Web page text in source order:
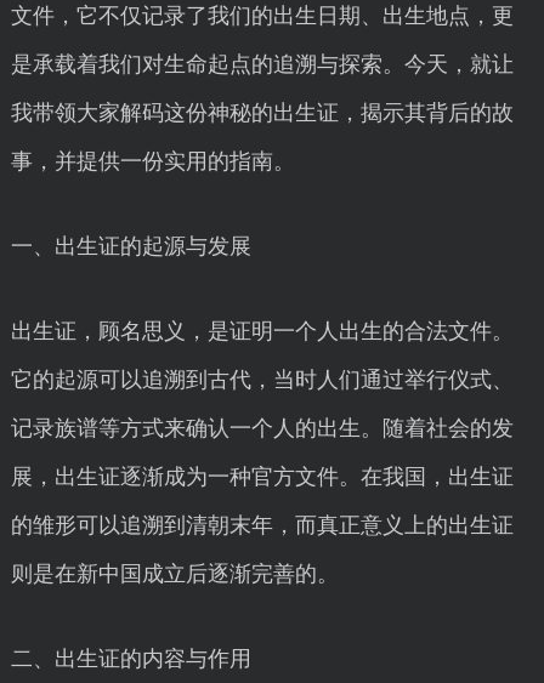
文件，它不仅记录了我们的出生日期、出生地点，更
是承载着我们对生命起点的追溯与探索。今天，就让
我带领大家解码这份神秘的出生证，揭示其背后的故
事，并提供一份实用的指南。
一、出生证的起源与发展
出生证，顾名思义，是证明一个人出生的合法文件。
它的起源可以追溯到古代，当时人们通过举行仪式、
记录族谱等方式来确认一个人的出生。随着社会的发
展，出生证逐渐成为一种官方文件。在我国，出生证
的雏形可以追溯到清朝末年，而真正意义上的出生证
则是在新中国成立后逐渐完善的。
二、出生证的内容与作用